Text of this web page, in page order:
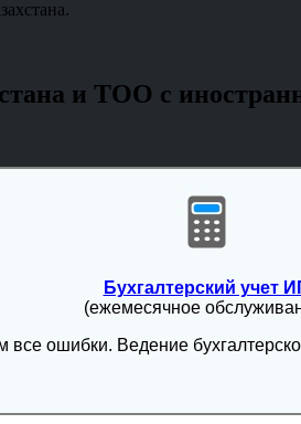
и ТОО с
Бухгалтерский учет
(ежемесячное
и налогового учёта.